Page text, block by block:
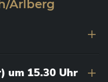
Arlberg
um 15.30 Uhr